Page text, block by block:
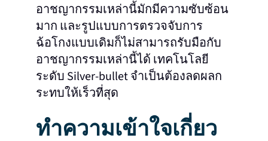
อาชญากรรมเหล่านี้มักมีความซับซ้อน
มาก และรูปแบบการตรวจจับการ
ฉ้อโกงแบบเดิมก็ไม่สามารถรับมือกับ
อาชญากรรมเหล่านี้ได้ เทคโนโลยี
ระดับ Silver-bullet จำเป็นต้องลดผลก
ระทบให้เร็วที่สุด
ทำความเข้าใจเกี่ยว